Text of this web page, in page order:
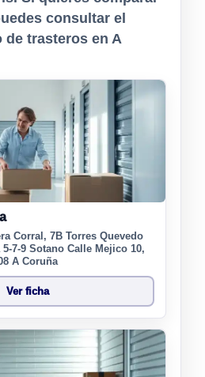
consultar el
de trasteros en A
Corral, 7B Torres Quevedo
7-9 Sotano Calle Mejico 10,
A Coruña
Ver ficha